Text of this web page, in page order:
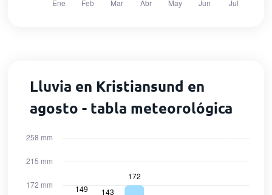
Lluvia en Kristiansund en
agosto - tabla meteorológica